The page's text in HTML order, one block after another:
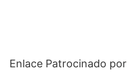
Enlace Patrocinado por